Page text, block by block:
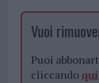
Vuoi
Puoi
cliccando qui